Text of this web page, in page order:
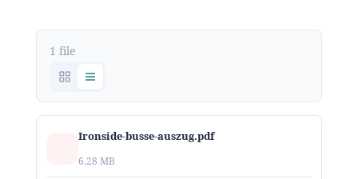
1 file
Ironside-busse-auszug.pdf
6.28 MB